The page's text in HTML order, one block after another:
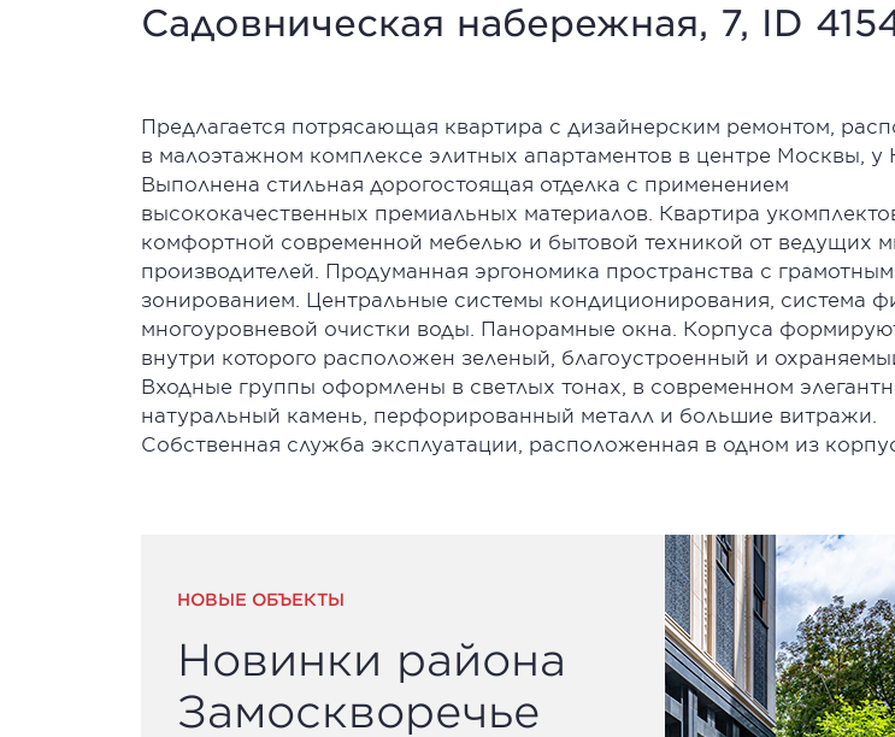
Садовническая набережная, 7, ID
Предлагается потрясающая квартира с дизайнерским ремонтом,
в малоэтажном комплексе элитных апартаментов в центре Москвы, у
Выполнена стильная дорогостоящая отделка с применением
высококачественных премиальных материалов. Квартира
комфортной современной мебелью и бытовой техникой от ведущих
производителей. Продуманная эргономика пространства с грамотным
зонированием. Центральные системы кондиционирования, система
многоуровневой очистки воды. Панорамные окна. Корпуса
внутри которого расположен зеленый, благоустроенный и
Входные группы оформлены в светлых тонах, в современном
натуральный камень, перфорированный металл и большие витражи.
Собственная служба эксплуатации, расположенная в одном из
НОВЫЕ ОБЪЕКТЫ
Новинки района
Замоскворечье